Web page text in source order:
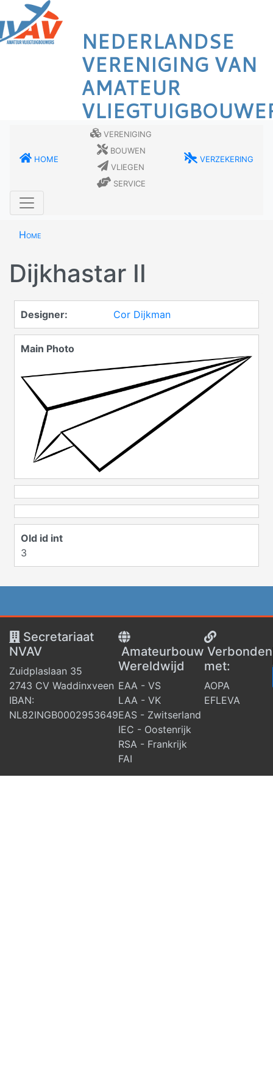
Overslaan
en
naar
NEDERLANDSE
VERENIGING VAN
AMATEUR
Home
Vereniging
Bouwen
Vliegen
Service
Verzekering
Home
Dijkhastar II
Designer: Cor Dijkman
Main Photo
Old id int
3
Secretariaat
NVAV
Zuidplaslaan 35
2743 CV Waddinxveen
IBAN:
NL82INGB0002953649
Amateurbouw
Wereldwijd
EAA - VS
LAA - VK
EAS - Zwitserland
IEC - Oostenrijk
RSA - Frankrijk
FAI
Verbonden
met:
AOPA
EFLEVA